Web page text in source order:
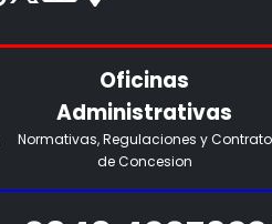
Oficinas
Administrativas
Normativas, Regulaciones y Contrato
de Concesion